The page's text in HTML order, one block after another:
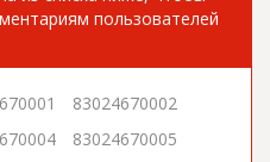
пользователей
83024670002
83024670005